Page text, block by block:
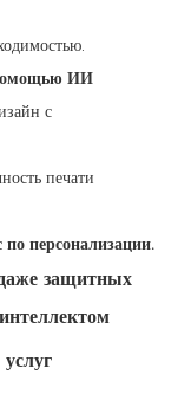
ИИ
с
печати
персонализации.
защитных